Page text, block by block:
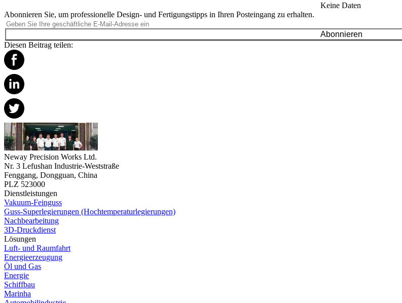
Keine Daten
Abonnieren Sie, um professionelle Design- und Fertigungstipps in Ihren Posteingang zu erhalten.
Abonnieren
Diesen Beitrag teilen:
Neway Precision Works Ltd.
Nr. 3 Lefushan Industrie-Weststraße
Fenggang, Dongguan, China
PLZ 523000
Dienstleistungen
Vakuum-Feinguss
Guss-Superlegierungen (Hochtemperaturlegierungen)
Nachbearbeitung
3D-Druckdienst
Lösungen
Luft- und Raumfahrt
Energieerzeugung
Öl und Gas
Energie
Schiffbau
Marinha